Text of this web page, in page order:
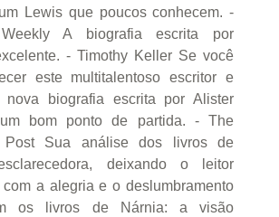
Lewis que poucos conhecem. -
Weekly A biografia escrita por
- Timothy Keller Se você
este multitalentoso escritor e
nova biografia escrita por Alister
bom ponto de partida. - The
Post Sua análise dos livros de
deixando o leitor
com a alegria e o deslumbramento
os livros de Nárnia: a visão